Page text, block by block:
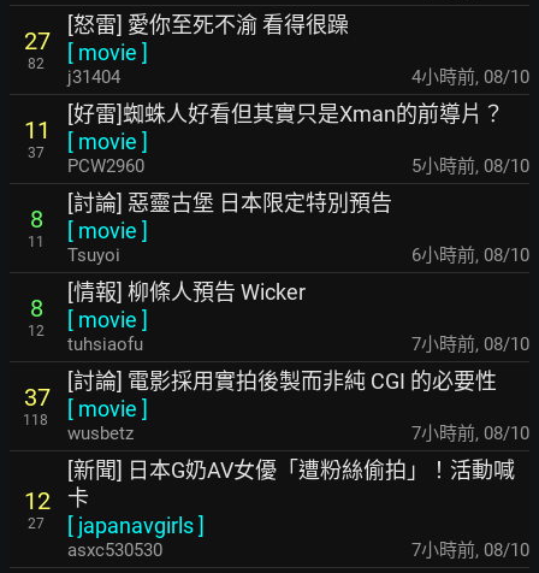
27
82
[怒雷] 愛你至死不渝 看得很躁
[ movie ]
j31404 4小時前, 08/10
11
37
[好雷]蜘蛛人好看但其實只是Xman的前導片？
[ movie ]
PCW2960 5小時前, 08/10
8
11
[討論] 惡靈古堡 日本限定特別預告
[ movie ]
Tsuyoi 6小時前, 08/10
8
12
[情報] 柳條人預告 Wicker
[ movie ]
tuhsiaofu 7小時前, 08/10
37
118
[討論] 電影採用實拍後製而非純 CGI 的必要性
[ movie ]
wusbetz 7小時前, 08/10
12
27
[新聞] 日本G奶AV女優「遭粉絲偷拍」！活動喊
卡
[ japanavgirls]
asxc530530 7小時前, 08/10